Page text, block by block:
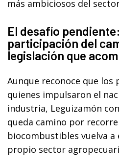
más ambiciosos del
El desafío
participación del
legislación que
Aunque reconoce que
quienes impulsaron el
industria, Leguizamón
queda camino por
biocombustibles vuelva
propio sector